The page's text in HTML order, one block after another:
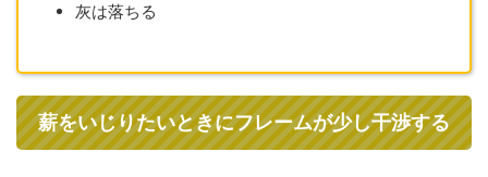
灰は落ちる
薪をいじりたいときにフレームが少し干渉する